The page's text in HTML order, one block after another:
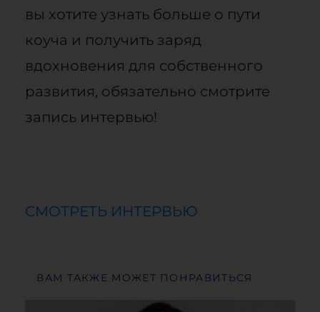
вы хотите узнать больше о пути
коуча и получить заряд
вдохновения для собственного
развития, обязательно смотрите
запись интервью!
СМОТРЕТЬ ИНТЕРВЬЮ
ВАМ ТАКЖЕ МОЖЕТ ПОНРАВИТЬСЯ